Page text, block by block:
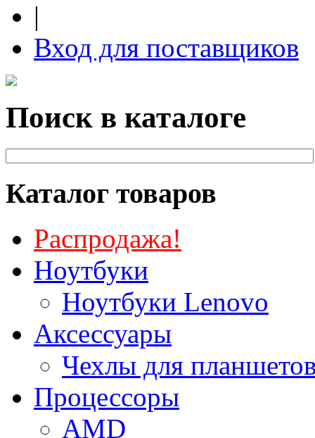
|
Вход для поставщиков
Поиск в каталоге
Каталог товаров
Распродажа!
Ноутбуки
Ноутбуки Lenovo
Аксессуары
Чехлы для
Процессоры
AMD